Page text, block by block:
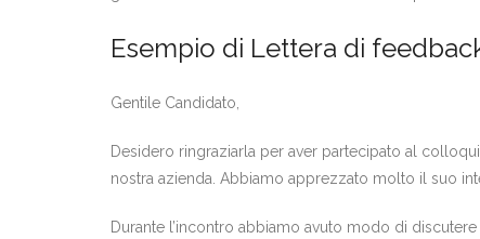
Esempio di Lettera di
Gentile Candidato,
Desidero ringraziarla per aver partecipato al
nostra azienda. Abbiamo apprezzato molto il suo
Durante l’incontro abbiamo avuto modo di